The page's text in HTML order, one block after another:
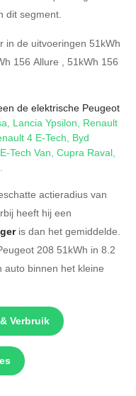
dit segment.
in de uitvoeringen 51kWh
156 Allure , 51kWh 156
de elektrische Peugeot
, Lancia Ypsilon, Renault
4 E-Tech, Byd
Tech Van, Cupra Raval,
.
actieradius van
heeft hij een
is dan het gemiddelde.
208 51kWh in 8.2
binnen het kleine
Verbruik